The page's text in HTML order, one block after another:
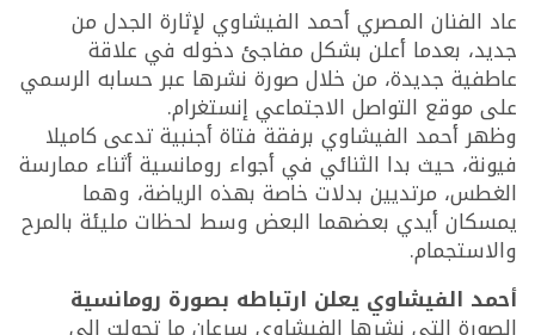
عاد الفنان المصري أحمد الفيشاوي لإثارة الجدل من
جديد، بعدما أعلن بشكل مفاجئ دخوله في علاقة
عاطفية جديدة، من خلال صورة نشرها عبر حسابه الرسمي
على موقع التواصل الاجتماعي إنستغرام.
وظهر أحمد الفيشاوي برفقة فتاة أجنبية تدعى كاميلا
فيونة، حيث بدا الثنائي في أجواء رومانسية أثناء ممارسة
الغطس، مرتديين بدلات خاصة بهذه الرياضة، وهما
يمسكان أيدي بعضهما البعض وسط لحظات مليئة بالمرح
والاستجمام.
أحمد الفيشاوي يعلن ارتباطه بصورة رومانسية